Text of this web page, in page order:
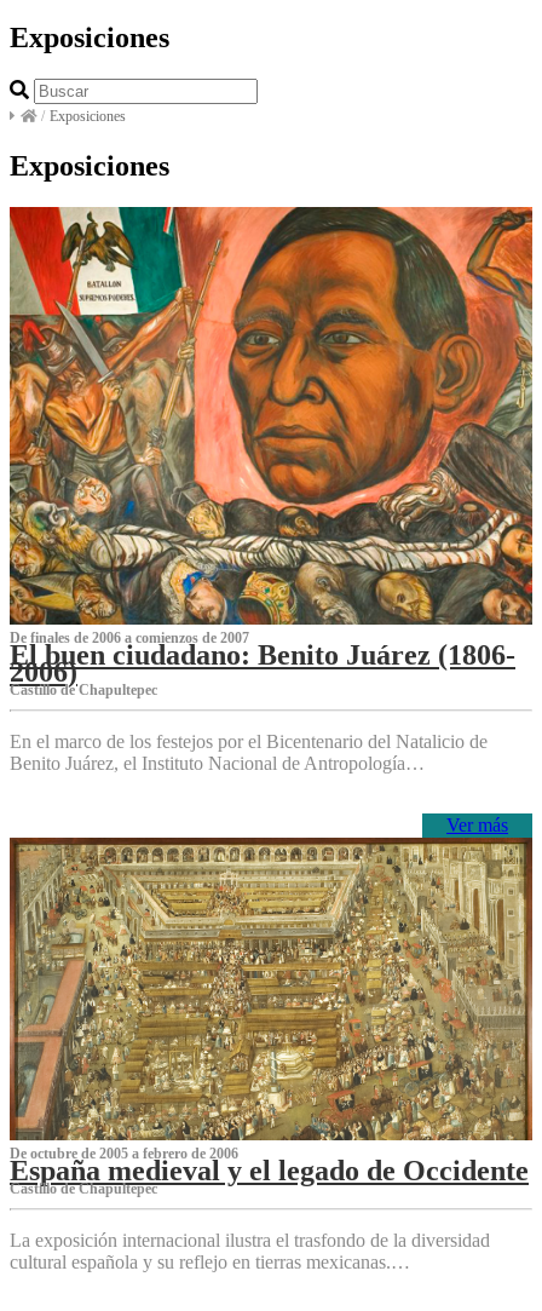
Exposiciones
/ Exposiciones
Exposiciones
De finales de 2006 a comienzos de 2007
El buen ciudadano: Benito Juárez (1806-
2006)
Castillo de Chapultepec
En el marco de los festejos por el Bicentenario del Natalicio de
Benito Juárez, el Instituto Nacional de Antropología…
Ver más
De octubre de 2005 a febrero de 2006
España medieval y el legado de Occidente
Castillo de Chapultepec
La exposición internacional ilustra el trasfondo de la diversidad
cultural española y su reflejo en tierras mexicanas.…